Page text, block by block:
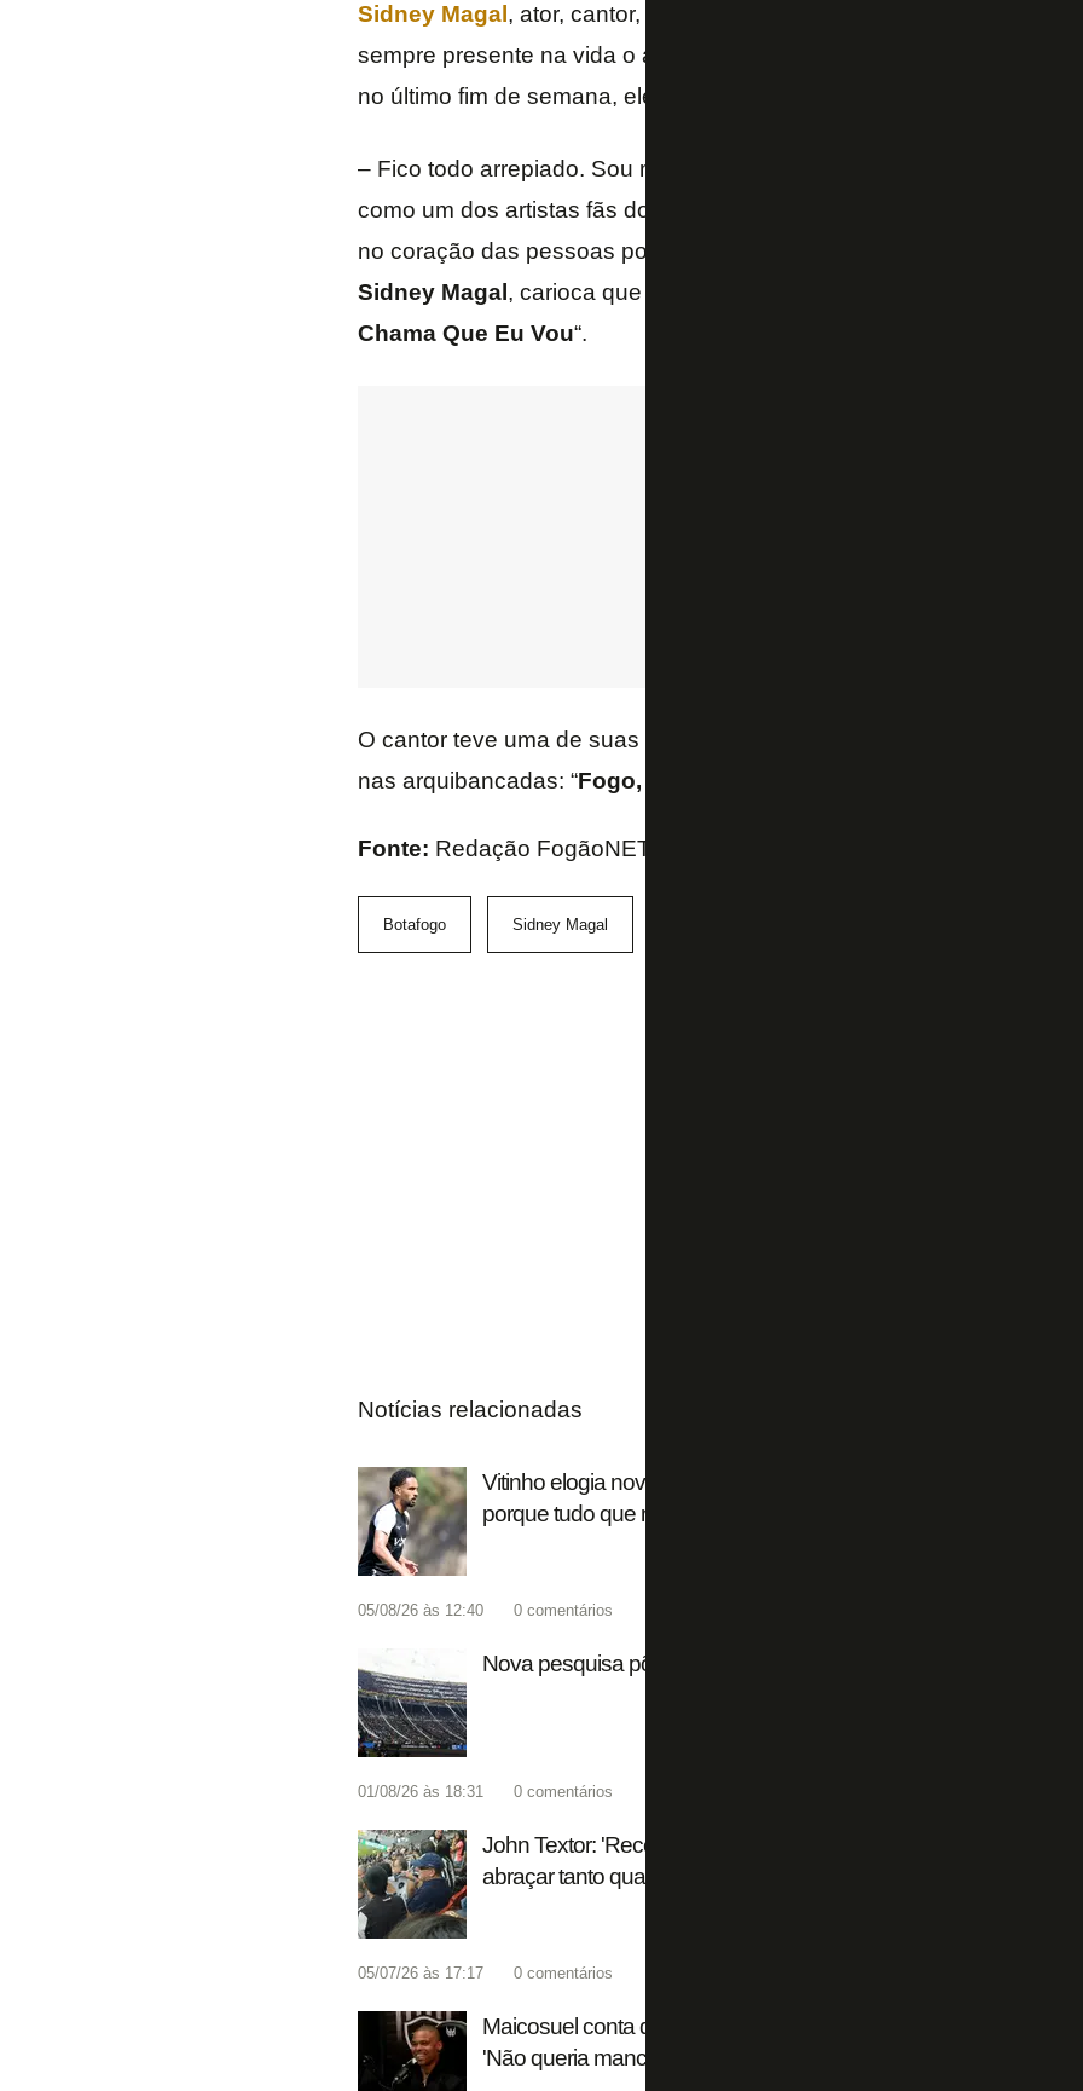
Sidney Magal , ator, cantor, dançarino e botafoguense. O amor pelo
sempre presente na vida o artista de 70 anos. Em entrevista ao “RJ
no último fim de semana, ele voltou a enaltecer o clube.
– Fico todo arrepiado. Sou muito grato ao
como um dos artistas fãs do
no coração das pessoas por anos e anos, tenho certeza que
Sidney Magal , carioca que atualmente mora em
Chama Que Eu Vou“.
O cantor teve uma de suas músicas adaptadas pela torcida, que se
nas arquibancadas: “Fogo, eu te amo, o meu sangue ferve por
Fonte: Redação FogãoNET e TV Globo
Botafogo Sidney Magal
Notícias relacionadas
Vitinho elogia nova gestão: 'Sabemos um pouco do plano do
porque tudo que nos falam está acontecendo'
05/08/26 às 12:40 0 comentários
Nova pesquisa põe torcida do Botafogo em 12º lugar no Brasil
01/08/26 às 18:31 0 comentários
John Textor: 'Recebo um carinho incrível dos torcedores do
abraçar tanto quanto eu quero abraçá-los'
05/07/26 às 17:17 0 comentários
Maicosuel conta que ama o Botafogo e revela promessa de
'Não queria manchar minha história aqui'